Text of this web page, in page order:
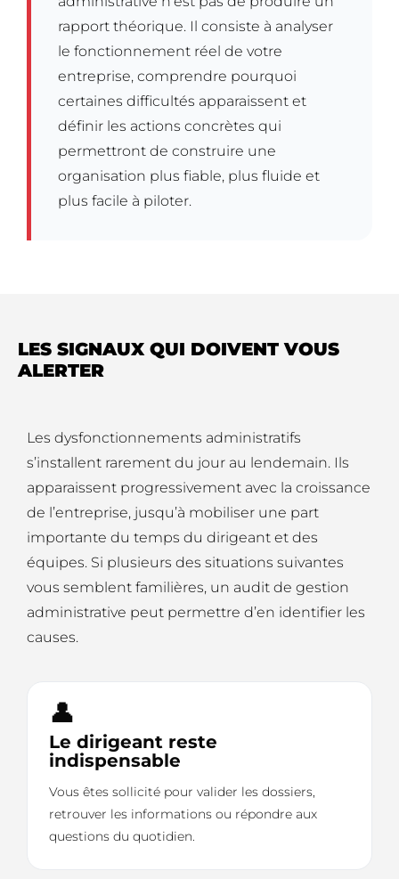
rapport théorique. Il consiste à analyser
le fonctionnement réel de votre
entreprise, comprendre pourquoi
certaines difficultés apparaissent et
définir les actions concrètes qui
permettront de construire une
organisation plus fiable, plus fluide et
plus facile à piloter.
LES SIGNAUX QUI DOIVENT VOUS
ALERTER
Les dysfonctionnements administratifs
s’installent rarement du jour au lendemain. Ils
apparaissent progressivement avec la croissance
de l’entreprise, jusqu’à mobiliser une part
importante du temps du dirigeant et des
équipes. Si plusieurs des situations suivantes
vous semblent familières, un audit de gestion
administrative peut permettre d’en identifier les
causes.
👤
Le dirigeant reste
indispensable
Vous êtes sollicité pour valider les dossiers,
retrouver les informations ou répondre aux
questions du quotidien.